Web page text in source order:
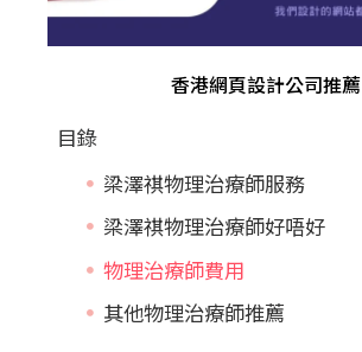
香港網頁設計公司推薦
目錄
梁澤祺物理治療師服務
梁澤祺物理治療師好唔好
物理治療師費用
其他物理治療師推薦